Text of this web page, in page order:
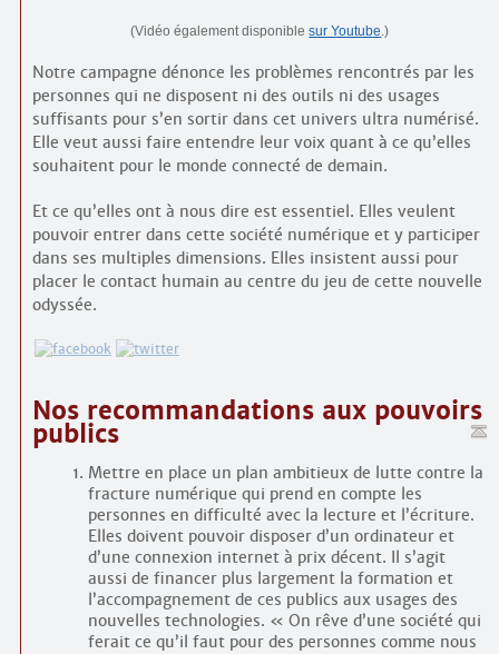
(Vidéo également disponiblesur Youtube .)
Notre campagne dénonce les problèmes rencontrés par les
personnes qui ne disposent ni des outils ni des usages
suffisants pour s’en sortir dans cet univers ultra numérisé.
Elle veut aussi faire entendre leur voix quant à ce qu’elles
souhaitent pour le monde connecté de demain.
Et ce qu’elles ont à nous dire est essentiel. Elles veulent
pouvoir entrer dans cette société numérique et y participer
dans ses multiples dimensions. Elles insistent aussi pour
placer le contact humain au centre du jeu de cette nouvelle
odyssée.
Nos recommandations aux pouvoirs
publics
Mettre en place un plan ambitieux de lutte contre la
fracture numérique qui prend en compte les
personnes en difficulté avec la lecture et l’écriture.
Elles doivent pouvoir disposer d’un ordinateur et
d’une connexion internet à prix décent. Il s’agit
aussi de financer plus largement la formation et
l’accompagnement de ces publics aux usages des
nouvelles technologies. « On rêve d’une société qui
ferait ce qu’il faut pour des personnes comme nous